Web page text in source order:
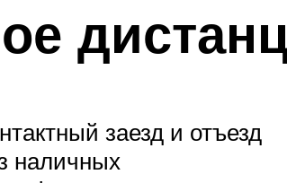
заезд и отъезд
наличных